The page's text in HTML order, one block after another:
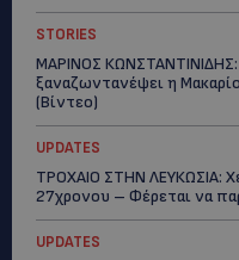
STORIES
ΜΑΡΙΝΟΣ
ξαναζωντανέψει η
(Βίντεο)
UPDATES
ΤΡΟΧΑΙΟ ΣΤΗΝ ΛΕΥΚΩΣΙΑ:
27χρονου – Φέρεται να
UPDATES